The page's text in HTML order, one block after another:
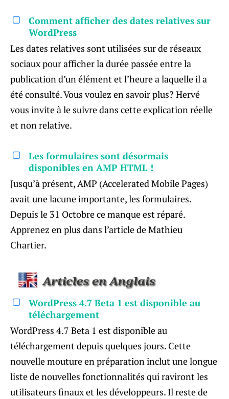
Comment afficher des dates relatives sur
WordPress
Les dates relatives sont utilisées sur de réseaux
sociaux pour afficher la durée passée entre la
publication d’un élément et l’heure a laquelle il a
été consulté. Vous voulez en savoir plus? Hervé
vous invite à le suivre dans cette explication réelle
et non relative.
Les formulaires sont désormais
disponibles en AMP HTML !
Jusqu’à présent, AMP (Accelerated Mobile Pages)
avait une lacune importante, les formulaires.
Depuis le 31 Octobre ce manque est réparé.
Apprenez en plus dans l’article de Mathieu
Chartier.
WordPress 4.7 Beta 1 est disponible au
téléchargement
WordPress 4.7 Beta 1 est disponible au
téléchargement depuis quelques jours. Cette
nouvelle mouture en préparation inclut une longue
liste de nouvelles fonctionnalités qui raviront les
utilisateurs finaux et les développeurs. Il reste de